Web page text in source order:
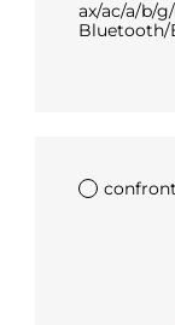
ax/ac/a/b/
Bluetooth/